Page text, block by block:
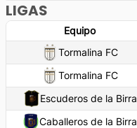
LIGAS
Equipo
Tormalina FC
Tormalina FC
Escuderos de la Birra
Caballeros de la Birra